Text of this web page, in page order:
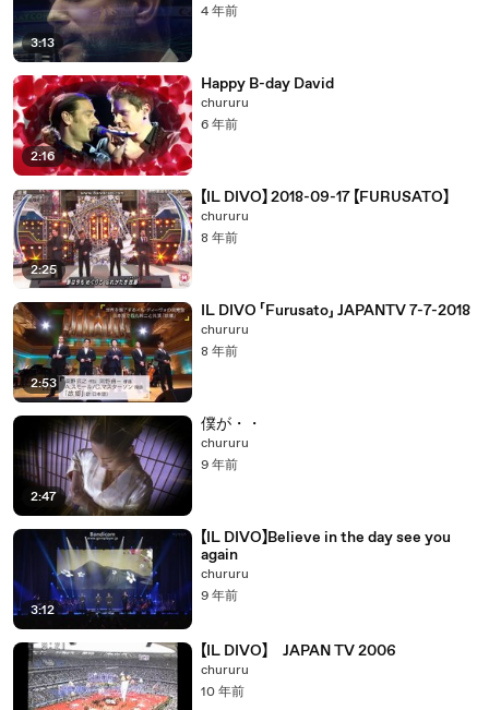
3:13
4 年前
2:16
Happy B-day David
chururu
6 年前
2:25
【IL DIVO】 2018-09-17 【FURUSATO】
chururu
8 年前
2:53
IL DIVO 「Furusato」 JAPANTV 7-7-2018
chururu
8 年前
2:47
僕が・・
chururu
9 年前
3:12
【IL DIVO】Believe in the day see you
again
chururu
9 年前
【IL DIVO】 JAPAN TV 2006
chururu
10 年前